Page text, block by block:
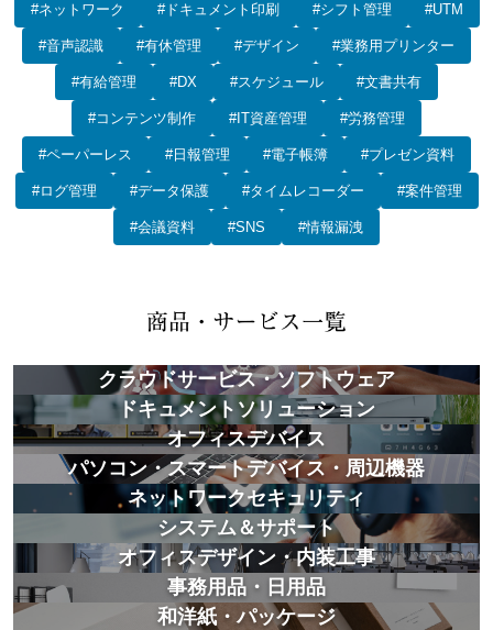
#ネットワーク #ドキュメント印刷 #シフト管理 #UTM
#音声認識 #有休管理 #デザイン #業務用プリンター
#有給管理 #DX #スケジュール #文書共有
#コンテンツ制作 #IT資産管理 #労務管理
#ペーパーレス #日報管理 #電子帳簿 #プレゼン資料
#ログ管理 #データ保護 #タイムレコーダー #案件管理
#会議資料 #SNS #情報漏洩
クラウドサービス・ソフトウェア
ドキュメントソリューション
オフィスデバイス
パソコン・スマートデバイス・周辺機器
ネットワークセキュリティ
システム＆サポート
オフィスデザイン・内装工事
事務用品・日用品
和洋紙・パッケージ